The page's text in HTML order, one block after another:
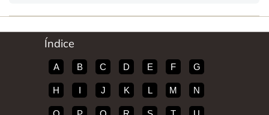
Índice
A B C D E F G
H I J K L M N